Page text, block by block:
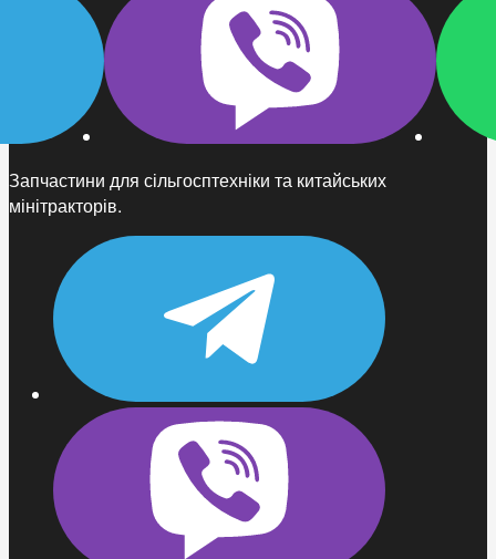
Запчастини для сільгосптехніки та китайських
мінітракторів.